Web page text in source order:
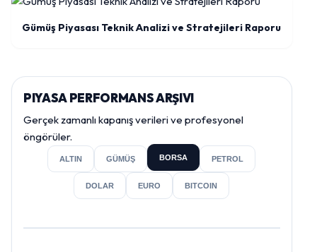
Gümüş Piyasası Teknik Analizi ve Stratejileri Raporu
PIYASA PERFORMANS ARŞIVI
Gerçek zamanlı kapanış verileri ve profesyonel
öngörüler.
ALTIN GÜMÜŞ BORSA PETROL
DOLAR EURO BITCOIN